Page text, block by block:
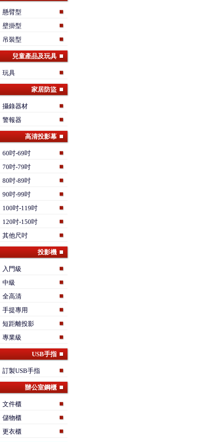
懸臂型
壁掛型
吊裝型
兒童產品及玩具
玩具
家居防盜
攝錄器材
警報器
高清投影幕
60吋-69吋
70吋-79吋
80吋-89吋
90吋-99吋
100吋-119吋
120吋-150吋
其他尺吋
投影機
入門級
中級
全高清
手提專用
短距離投影
專業級
USB手指
訂製USB手指
辦公室鋼櫃
文件櫃
儲物櫃
更衣櫃